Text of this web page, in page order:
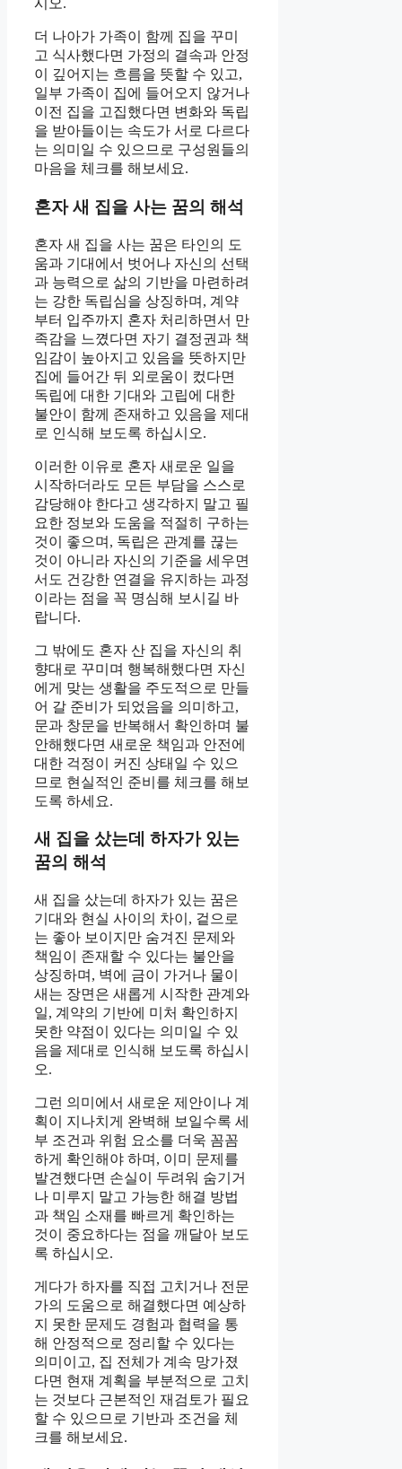
시오.
더 나아가 가족이 함께 집을 꾸미
고 식사했다면 가정의 결속과 안정
이 깊어지는 흐름을 뜻할 수 있고,
일부 가족이 집에 들어오지 않거나
이전 집을 고집했다면 변화와 독립
을 받아들이는 속도가 서로 다르다
는 의미일 수 있으므로 구성원들의
마음을 체크를 해보세요.
혼자 새 집을 사는 꿈의 해석
혼자 새 집을 사는 꿈은 타인의 도
움과 기대에서 벗어나 자신의 선택
과 능력으로 삶의 기반을 마련하려
는 강한 독립심을 상징하며, 계약
부터 입주까지 혼자 처리하면서 만
족감을 느꼈다면 자기 결정권과 책
임감이 높아지고 있음을 뜻하지만
집에 들어간 뒤 외로움이 컸다면
독립에 대한 기대와 고립에 대한
불안이 함께 존재하고 있음을 제대
로 인식해 보도록 하십시오.
이러한 이유로 혼자 새로운 일을
시작하더라도 모든 부담을 스스로
감당해야 한다고 생각하지 말고 필
요한 정보와 도움을 적절히 구하는
것이 좋으며, 독립은 관계를 끊는
것이 아니라 자신의 기준을 세우면
서도 건강한 연결을 유지하는 과정
이라는 점을 꼭 명심해 보시길 바
랍니다.
그 밖에도 혼자 산 집을 자신의 취
향대로 꾸미며 행복해했다면 자신
에게 맞는 생활을 주도적으로 만들
어 갈 준비가 되었음을 의미하고,
문과 창문을 반복해서 확인하며 불
안해했다면 새로운 책임과 안전에
대한 걱정이 커진 상태일 수 있으
므로 현실적인 준비를 체크를 해보
도록 하세요.
새 집을 샀는데 하자가 있는
꿈의 해석
새 집을 샀는데 하자가 있는 꿈은
기대와 현실 사이의 차이, 겉으로
는 좋아 보이지만 숨겨진 문제와
책임이 존재할 수 있다는 불안을
상징하며, 벽에 금이 가거나 물이
새는 장면은 새롭게 시작한 관계와
일, 계약의 기반에 미처 확인하지
못한 약점이 있다는 의미일 수 있
음을 제대로 인식해 보도록 하십시
오.
그런 의미에서 새로운 제안이나 계
획이 지나치게 완벽해 보일수록 세
부 조건과 위험 요소를 더욱 꼼꼼
하게 확인해야 하며, 이미 문제를
발견했다면 손실이 두려워 숨기거
나 미루지 말고 가능한 해결 방법
과 책임 소재를 빠르게 확인하는
것이 중요하다는 점을 깨달아 보도
록 하십시오.
게다가 하자를 직접 고치거나 전문
가의 도움으로 해결했다면 예상하
지 못한 문제도 경험과 협력을 통
해 안정적으로 정리할 수 있다는
의미이고, 집 전체가 계속 망가졌
다면 현재 계획을 부분적으로 고치
는 것보다 근본적인 재검토가 필요
할 수 있으므로 기반과 조건을 체
크를 해보세요.